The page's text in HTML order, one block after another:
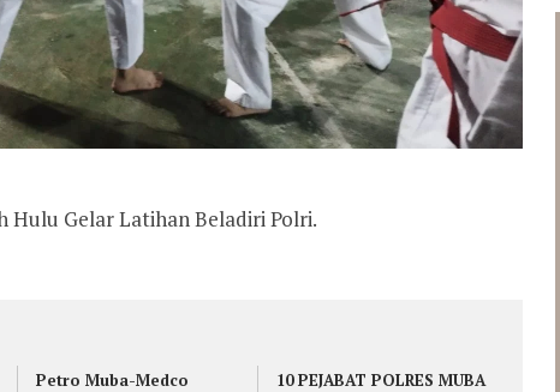
Hulu Gelar Latihan Beladiri Polri.
Petro Muba-Medco
10 PEJABAT POLRES MUBA